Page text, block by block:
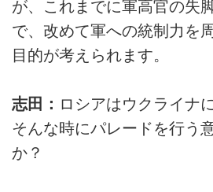
が、これまでに軍高官の失
で、改めて軍への統制力を
目的が考えられます。
志田： ロシアはウクライナ
そんな時にパレードを行う
か？